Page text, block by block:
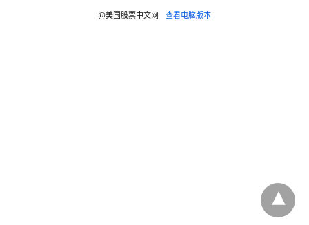
@美国股票中文网 查看电脑版本